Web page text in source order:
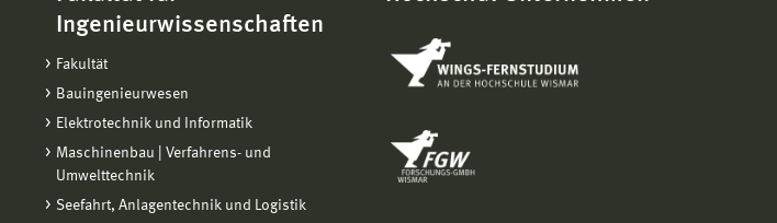
Ingenieurwissenschaften
Fakultät
Bauingenieurwesen
Elektrotechnik und Informatik
Maschinenbau | Verfahrens- und
Umwelttechnik
Seefahrt, Anlagentechnik und Logistik